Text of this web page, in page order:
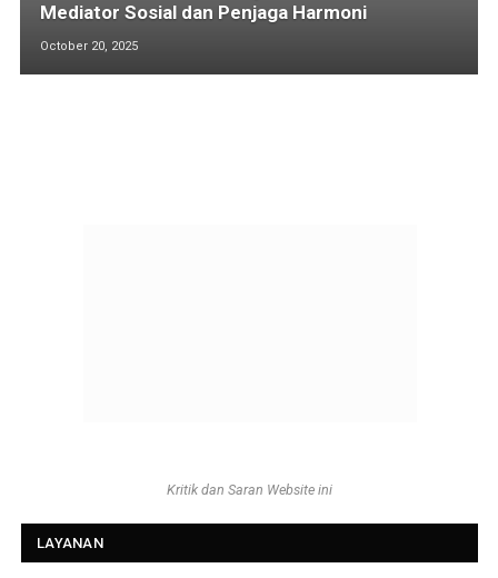
Mediator Sosial dan Penjaga Harmoni
October 20, 2025
Kritik dan Saran Website ini
LAYANAN